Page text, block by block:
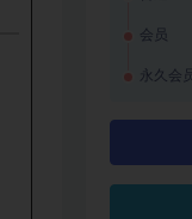
会员
永久会员